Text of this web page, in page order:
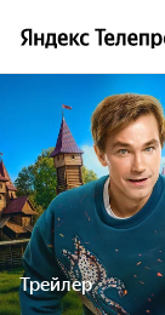
Трейлер